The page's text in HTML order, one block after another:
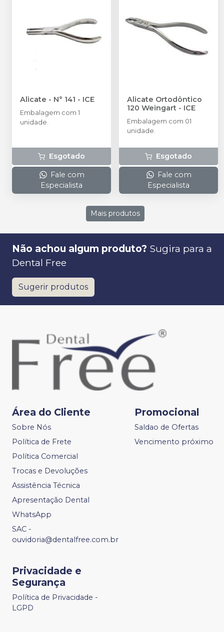
Alicate - N° 141 - ICE
Embalagem com 1
unidade.
Esgotado
Fale com
Especialista
Alicate Ortodôntico
120 Weingart - ICE
Embalagem com 01
unidade.
Esgotado
Fale com
Especialista
Mais produtos
Não achou algum produto? Sugira para a
Dental Free
Sugerir produtos
Área do Cliente
Sobre Nós
Política de Frete
Política Comercial
Trocas e Devoluções
Assistência Técnica
Apresentação Dental
WhatsApp
SAC -
ouvidoria@dentalfree.com.br
Promocional
Saldao de Ofertas
Vencimento próximo
Privacidade e
Segurança
Política de Privacidade -
LGPD